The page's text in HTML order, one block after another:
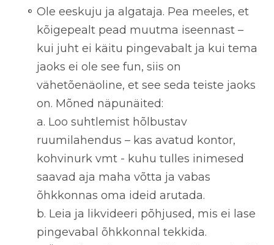
Ole eeskuju ja algataja. Pea meeles, et
kõigepealt pead muutma iseennast –
kui juht ei käitu pingevabalt ja kui tema
jaoks ei ole see fun, siis on
vähetõenäoline, et see seda teiste jaoks
on. Mõned näpunäited:
a. Loo suhtlemist hõlbustav
ruumilahendus – kas avatud kontor,
kohvinurk vmt - kuhu tulles inimesed
saavad aja maha võtta ja vabas
õhkkonnas oma ideid arutada.
b. Leia ja likvideeri põhjused, mis ei lase
pingevabal õhkkonnal tekkida.